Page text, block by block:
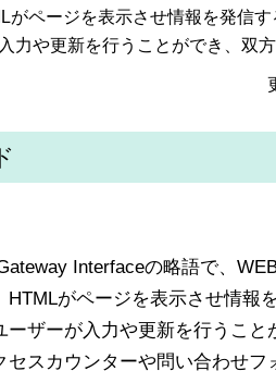
がページを表示させ情報を発信
力や更新を行うことができ、双
Interfaceの略語で、
がページを表示させ情報
ーザーが入力や更新を行うこ
セスカウンターや問い合わせ